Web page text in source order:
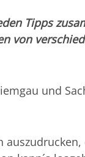
Tipps
von
und